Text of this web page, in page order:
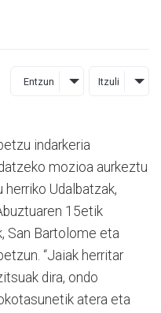
Entzun Itzuli
indarkeria
mozioa aurkeztu
Udalbatzak,
15etik
San Bartolome eta
“Jaiak herritar
dira, ondo
atera eta